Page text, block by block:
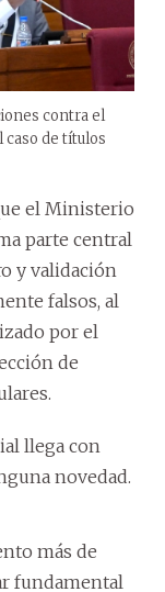
contra el
caso de títulos
el Ministerio
parte central
y validación
falsos, al
por el
de
llega con
novedad.
más de
fundamental